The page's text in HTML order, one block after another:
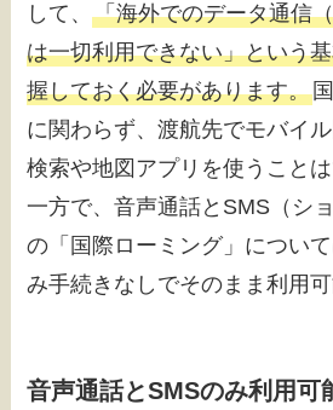
して、「海外でのデータ通信
は一切利用できない」という
握しておく必要があります。
に関わらず、渡航先でモバイ
検索や地図アプリを使うこと
一方で、音声通話とSMS（シ
の「国際ローミング」につい
み手続きなしでそのまま利用可
音声通話とSMSのみ利用可